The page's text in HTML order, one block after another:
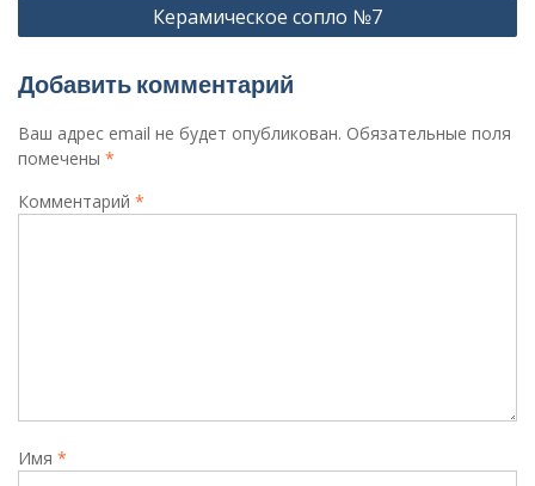
Керамическое сопло №7
Добавить комментарий
Ваш адрес email не будет опубликован. Обязательные поля
помечены *
Комментарий *
Имя *